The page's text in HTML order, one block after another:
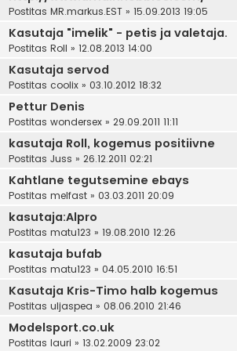
Postitas MR.markus.EST » 15.09.2013 19:05
Kasutaja "imelik" - petis ja valetaja.
Postitas Roll » 12.08.2013 14:00
Kasutaja servod
Postitas coolix » 03.10.2012 18:32
Pettur Denis
Postitas wondersex » 29.09.2011 11:11
kasutaja Roll, kogemus positiivne
Postitas Juss » 26.12.2011 02:21
Kahtlane tegutsemine ebays
Postitas melfast » 03.03.2011 20:09
kasutaja:Alpro
Postitas matu123 » 19.08.2010 12:26
kasutaja bufab
Postitas matu123 » 04.05.2010 16:51
Kasutaja Kris-Timo halb kogemus
Postitas uljaspea » 08.06.2010 21:46
Modelsport.co.uk
Postitas lauri » 13.02.2009 23:02